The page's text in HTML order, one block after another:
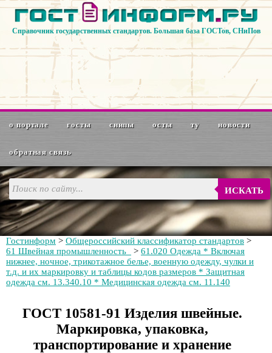
Справочник государственных стандартов. Большая база ГОСТов, СНиПов
о портале госты снипы осты ту новости
обратная связь
ИСКАТЬ
Гостинформ > Общероссийский классификатор стандартов >
61 Швейная промышленность
> 61.020 Одежда * Включая
нижнее, ночное, трикотажное белье, военную одежду, чулки и
т.д. и их маркировку и таблицы кодов размеров * Защитная
одежда см. 13.340.10 * Медицинская одежда см. 11.140
ГОСТ 10581-91 Изделия швейные.
Маркировка, упаковка,
транспортирование и хранение